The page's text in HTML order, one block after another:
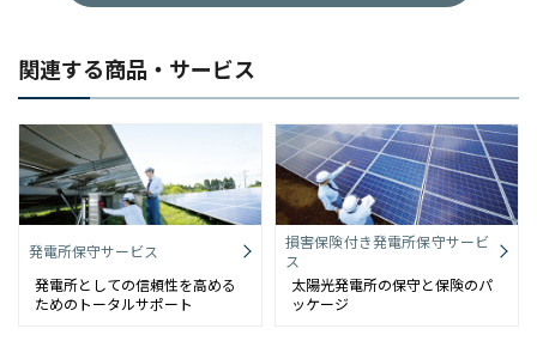
関連する商品・サービス
発電所保守サービス
発電所としての信頼性を高める
ためのトータルサポート
損害保険付き発電所保守サービ
ス
太陽光発電所の保守と保険のパ
ッケージ